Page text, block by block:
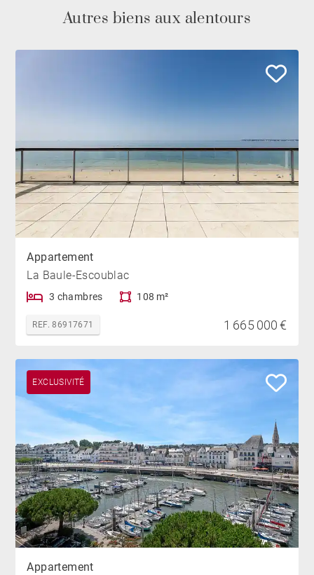
Autres biens aux alentours
Appartement
La Baule-Escoublac
3 chambres 108 m²
REF. 86917671 1 665 000 €
EXCLUSIVITÉ
Appartement